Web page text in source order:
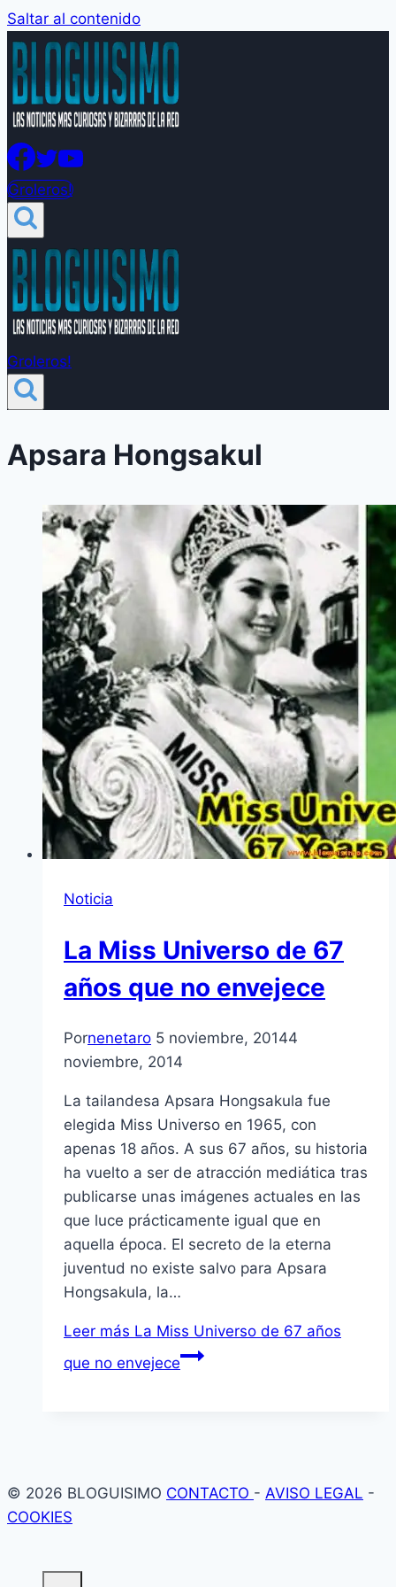
Saltar al contenido
Groleros!
Groleros!
Apsara Hongsakul
Noticia
La Miss Universo de 67
años que no envejece
Pornenetaro 5 noviembre, 20144
noviembre, 2014
La tailandesa Apsara Hongsakula fue
elegida Miss Universo en 1965, con
apenas 18 años. A sus 67 años, su historia
ha vuelto a ser de atracción mediática tras
publicarse unas imágenes actuales en las
que luce prácticamente igual que en
aquella época. El secreto de la eterna
juventud no existe salvo para Apsara
Hongsakula, la…
Leer más La Miss Universo de 67 años
que no envejece
© 2026 BLOGUISIMO CONTACTO - AVISO LEGAL -
COOKIES